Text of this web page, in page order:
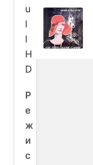
u
l
l
H
D
Р
е
ж
и
с